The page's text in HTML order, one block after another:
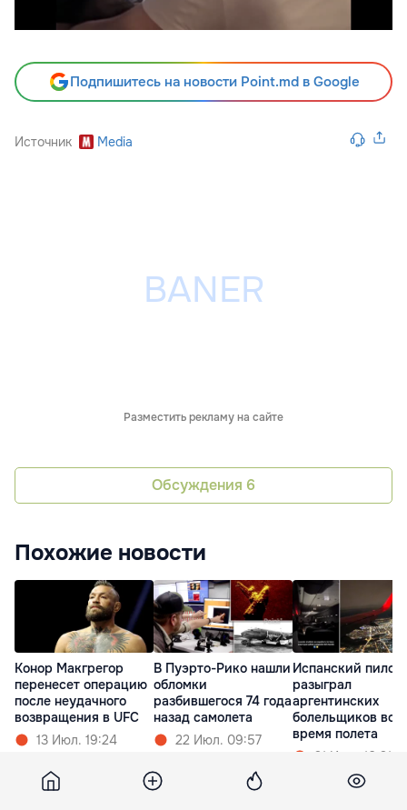
Подпишитесь на новости Point.md в Google
Источник Media
Разместить рекламу на сайте
Обсуждения 6
Похожие новости
Конор Макгрегор
перенесет операцию
после неудачного
возвращения в UFC
13 Июл. 19:24
В Пуэрто-Рико нашли
обломки
разбившегося 74 года
назад самолета
22 Июл. 09:57
Испанский пилот
разыграл
аргентинских
болельщиков во
время полета
21 Июл. 10:21